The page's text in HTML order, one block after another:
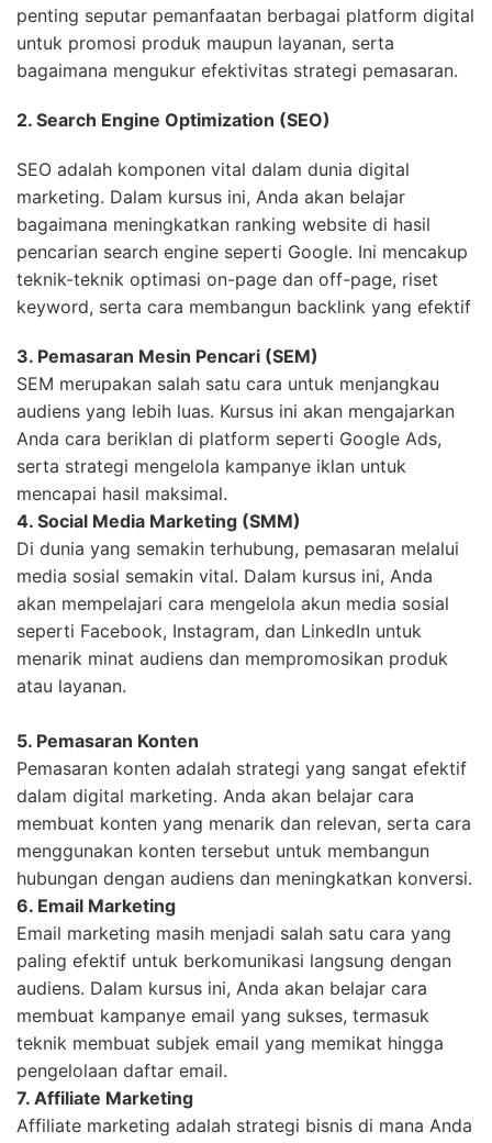
penting seputar pemanfaatan berbagai platform digital
untuk promosi produk maupun layanan, serta
bagaimana mengukur efektivitas strategi pemasaran.
2. Search Engine Optimization (SEO)
SEO adalah komponen vital dalam dunia digital
marketing. Dalam kursus ini, Anda akan belajar
bagaimana meningkatkan ranking website di hasil
pencarian search engine seperti Google. Ini mencakup
teknik-teknik optimasi on-page dan off-page, riset
keyword, serta cara membangun backlink yang efektif
3. Pemasaran Mesin Pencari (SEM)
SEM merupakan salah satu cara untuk menjangkau
audiens yang lebih luas. Kursus ini akan mengajarkan
Anda cara beriklan di platform seperti Google Ads,
serta strategi mengelola kampanye iklan untuk
mencapai hasil maksimal.
4. Social Media Marketing (SMM)
Di dunia yang semakin terhubung, pemasaran melalui
media sosial semakin vital. Dalam kursus ini, Anda
akan mempelajari cara mengelola akun media sosial
seperti Facebook, Instagram, dan LinkedIn untuk
menarik minat audiens dan mempromosikan produk
atau layanan.
5. Pemasaran Konten
Pemasaran konten adalah strategi yang sangat efektif
dalam digital marketing. Anda akan belajar cara
membuat konten yang menarik dan relevan, serta cara
menggunakan konten tersebut untuk membangun
hubungan dengan audiens dan meningkatkan konversi.
6. Email Marketing
Email marketing masih menjadi salah satu cara yang
paling efektif untuk berkomunikasi langsung dengan
audiens. Dalam kursus ini, Anda akan belajar cara
membuat kampanye email yang sukses, termasuk
teknik membuat subjek email yang memikat hingga
pengelolaan daftar email.
7. Affiliate Marketing
Affiliate marketing adalah strategi bisnis di mana Anda